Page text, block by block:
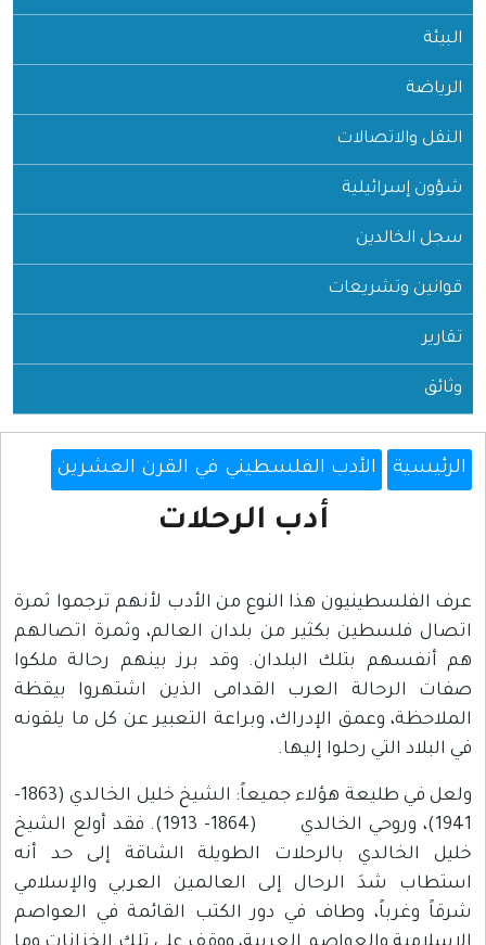
البيئة
الرياضة
النقل والاتصالات
شؤون إسرائيلية
سجل الخالدين
قوانين وتشريعات
تقارير
وثائق
الرئيسية الأدب الفلسطيني في القرن العشرين
أدب الرحلات
عرف الفلسطينيون هذا النوع من الأدب لأنهم ترجموا ثمرة
اتصال فلسطين بكثير من بلدان العالم، وثمرة اتصالهم
هم أنفسهم بتلك البلدان. وقد برز بينهم رحالة ملكوا
صفات الرحالة العرب القدامى الذين اشتهروا بيقظة
الملاحظة، وعمق الإدراك، وبراعة التعبير عن كل ما يلقونه
في البلاد التي رحلوا إليها.
ولعل في طليعة هؤلاء جميعاً: الشيخ خليل الخالدي (1863-
1941)، وروحي الخالدي (1864- 1913). فقد أولع الشيخ
خليل الخالدي بالرحلات الطويلة الشاقة إلى حد أنه
استطاب شدَ الرحال إلى العالمين العربي والإسلامي
شرقاً وغرباً، وطاف في دور الكتب القائمة في العواصم